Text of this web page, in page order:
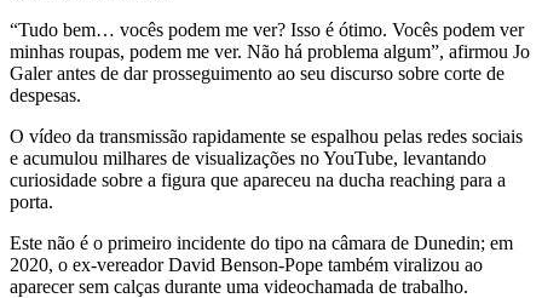
“Tudo bem… vocês podem me ver? Isso é ótimo. Vocês podem ver
minhas roupas, podem me ver. Não há problema algum”, afirmou Jo
Galer antes de dar prosseguimento ao seu discurso sobre corte de
despesas.
O vídeo da transmissão rapidamente se espalhou pelas redes sociais
e acumulou milhares de visualizações no YouTube, levantando
curiosidade sobre a figura que apareceu na ducha reaching para a
porta.
Este não é o primeiro incidente do tipo na câmara de Dunedin; em
2020, o ex-vereador David Benson-Pope também viralizou ao
aparecer sem calças durante uma videochamada de trabalho.